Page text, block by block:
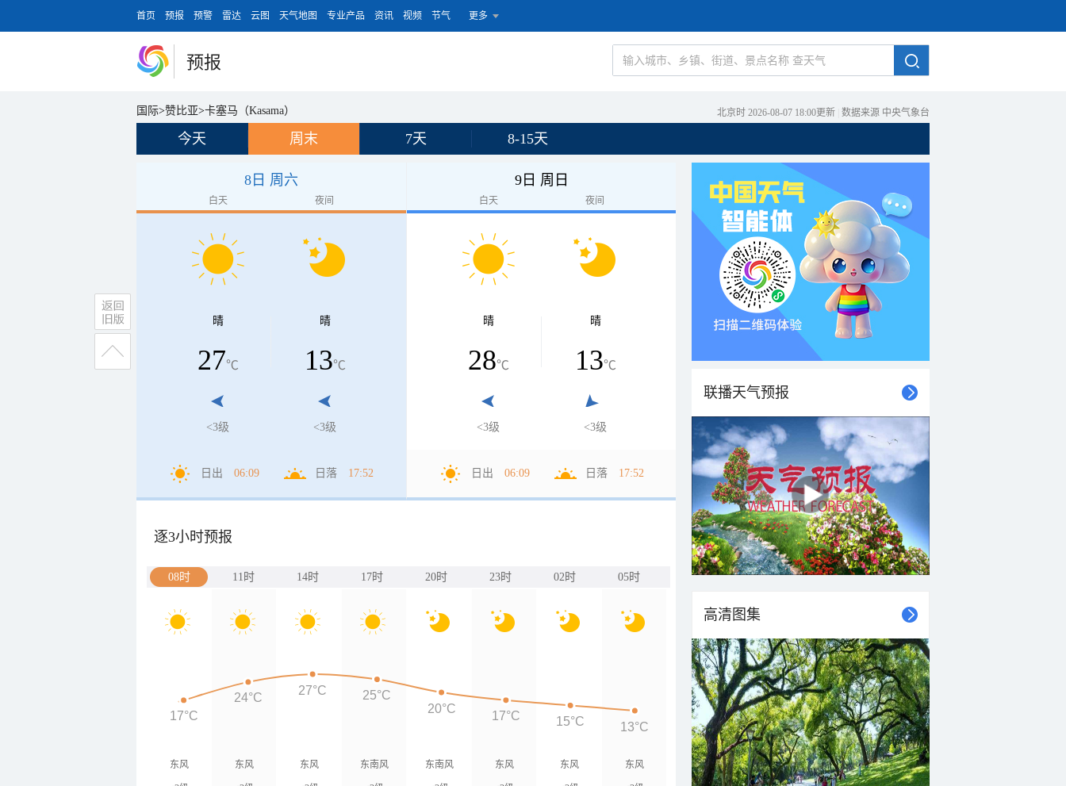
首页 预报 预警 雷达 云图 天气地图 专业产品 资讯 视频 节气 更多
预报
国际>赞比亚>卡塞马（Kasama） 北京时 2026-08-07 18:00更新 数据来源 中央气象台
今天 周末 7天 8-15天
8日 周六
白天 夜间
晴
27℃
<3级
晴
13℃
<3级
日出 06:09 日落 17:52
9日 周日
白天 夜间
晴
28℃
<3级
晴
13℃
<3级
日出 06:09 日落 17:52
逐3小时预报
08时 11时 14时 17时 20时 23时 02时 05时
东风 东风 东风 东南风 东南风 东风 东风 东风
17°C
24°C
27°C 25°C
20°C
17°C 15°C 13°C
联播天气预报
高清图集